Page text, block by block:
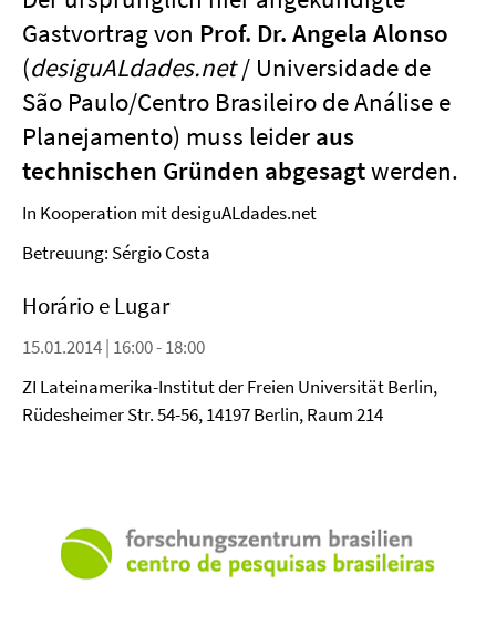
Gastvortrag von Prof. Dr. Angela Alonso
(desiguALdades.net/ Universidade de
São Paulo/Centro Brasileiro de Análise e
Planejamento) muss leider aus
technischen Gründen abgesagtwerden.
In Kooperation mit desiguALdades.net
Betreuung: Sérgio Costa
Horário e Lugar
15.01.2014 | 16:00 - 18:00
ZI Lateinamerika-Institut der Freien Universität Berlin,
Rüdesheimer Str. 54-56, 14197 Berlin, Raum 214